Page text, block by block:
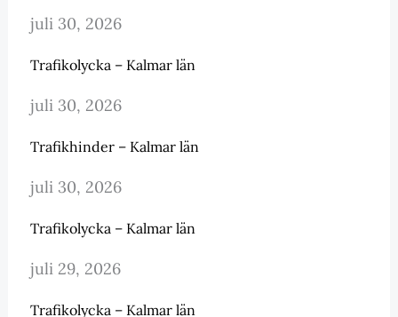
juli 30, 2026
Trafikolycka – Kalmar län
juli 30, 2026
Trafikhinder – Kalmar län
juli 30, 2026
Trafikolycka – Kalmar län
juli 29, 2026
Trafikolycka – Kalmar län